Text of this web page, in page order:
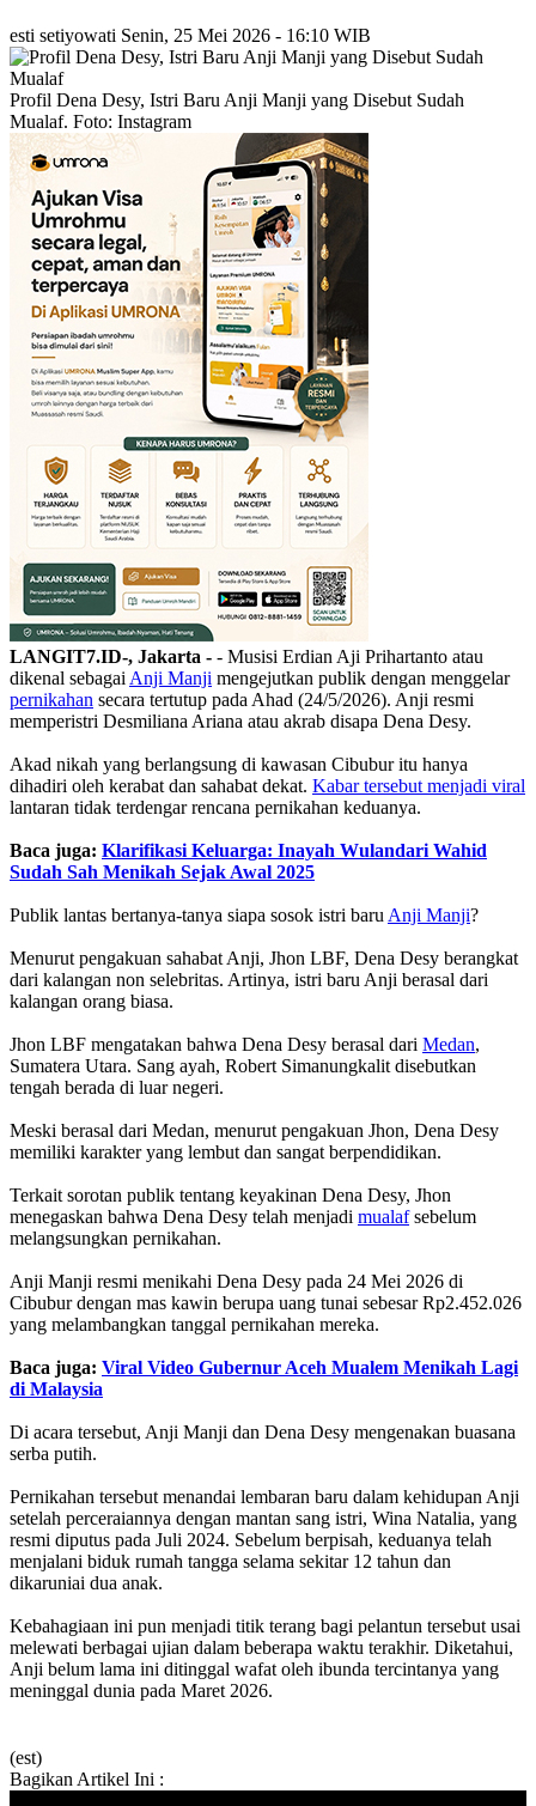
esti setiyowati Senin, 25 Mei 2026 - 16:10 WIB
Profil Dena Desy, Istri Baru Anji Manji yang Disebut Sudah
Mualaf. Foto: Instagram
LANGIT7.ID-, Jakarta - - Musisi Erdian Aji Prihartanto atau
dikenal sebagai Anji Manji mengejutkan publik dengan menggelar
pernikahan secara tertutup pada Ahad (24/5/2026). Anji resmi
memperistri Desmiliana Ariana atau akrab disapa Dena Desy.
Akad nikah yang berlangsung di kawasan Cibubur itu hanya
dihadiri oleh kerabat dan sahabat dekat. Kabar tersebut menjadi viral
lantaran tidak terdengar rencana pernikahan keduanya.
Baca juga: Klarifikasi Keluarga: Inayah Wulandari Wahid
Sudah Sah Menikah Sejak Awal 2025
Publik lantas bertanya-tanya siapa sosok istri baru Anji Manji?
Menurut pengakuan sahabat Anji, Jhon LBF, Dena Desy berangkat
dari kalangan non selebritas. Artinya, istri baru Anji berasal dari
kalangan orang biasa.
Jhon LBF mengatakan bahwa Dena Desy berasal dari Medan,
Sumatera Utara. Sang ayah, Robert Simanungkalit disebutkan
tengah berada di luar negeri.
Meski berasal dari Medan, menurut pengakuan Jhon, Dena Desy
memiliki karakter yang lembut dan sangat berpendidikan.
Terkait sorotan publik tentang keyakinan Dena Desy, Jhon
menegaskan bahwa Dena Desy telah menjadi mualafsebelum
melangsungkan pernikahan.
Anji Manji resmi menikahi Dena Desy pada 24 Mei 2026 di
Cibubur dengan mas kawin berupa uang tunai sebesar Rp2.452.026
yang melambangkan tanggal pernikahan mereka.
Baca juga: Viral Video Gubernur Aceh Mualem Menikah Lagi
di Malaysia
Di acara tersebut, Anji Manji dan Dena Desy mengenakan buasana
serba putih.
Pernikahan tersebut menandai lembaran baru dalam kehidupan Anji
setelah perceraiannya dengan mantan sang istri, Wina Natalia, yang
resmi diputus pada Juli 2024. Sebelum berpisah, keduanya telah
menjalani biduk rumah tangga selama sekitar 12 tahun dan
dikaruniai dua anak.
Kebahagiaan ini pun menjadi titik terang bagi pelantun tersebut usai
melewati berbagai ujian dalam beberapa waktu terakhir. Diketahui,
Anji belum lama ini ditinggal wafat oleh ibunda tercintanya yang
meninggal dunia pada Maret 2026.
(est)
Bagikan Artikel Ini :